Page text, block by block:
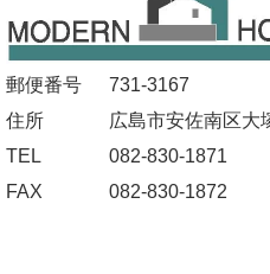
郵便番号
731-3167
住所
広島市安佐南区大
TEL
082-830-1871
FAX
082-830-1872